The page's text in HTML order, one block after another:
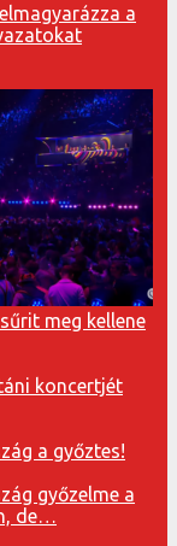
a
meg kellene
koncertjét
a győztes!
győzelme a
de…